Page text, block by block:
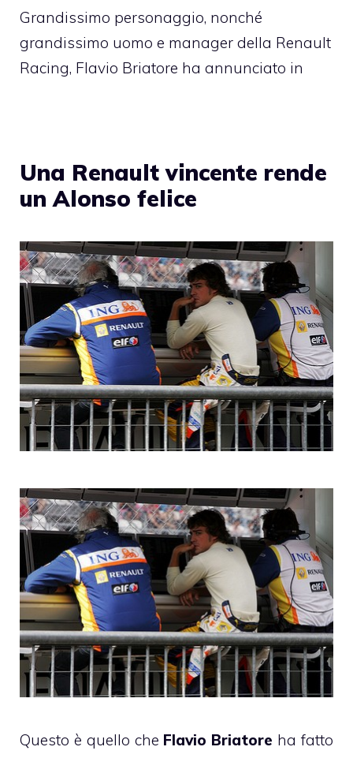
Grandissimo personaggio, nonché
grandissimo uomo e manager della Renault
Racing, Flavio Briatore ha annunciato in
Una Renault vincente rende
un Alonso felice
Questo è quello che Flavio Briatore ha fatto